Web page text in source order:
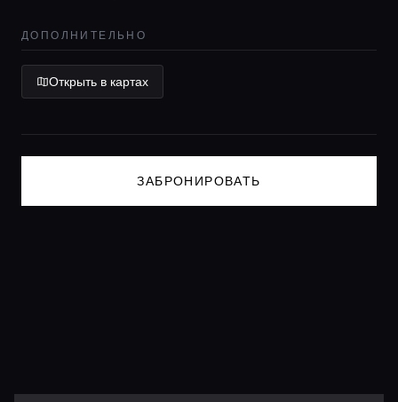
Lifestyle журнал
ДОПОЛНИТЕЛЬНО
Открыть в картах
ЗАБРОНИРОВАТЬ